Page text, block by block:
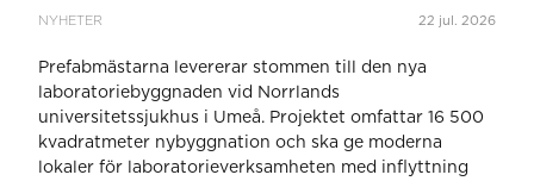
NYHETER 22 jul. 2026
Prefabmästarna levererar stommen till den nya
laboratoriebyggnaden vid Norrlands
universitetssjukhus i Umeå. Projektet omfattar 16 500
kvadratmeter nybyggnation och ska ge moderna
lokaler för laboratorieverksamheten med inflyttning